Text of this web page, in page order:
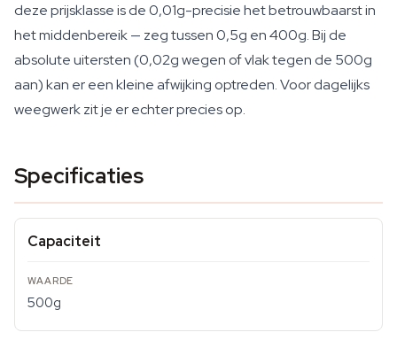
deze prijsklasse is de 0,01g-precisie het betrouwbaarst in
het middenbereik — zeg tussen 0,5g en 400g. Bij de
absolute uitersten (0,02g wegen of vlak tegen de 500g
aan) kan er een kleine afwijking optreden. Voor dagelijks
weegwerk zit je er echter precies op.
Specificaties
Capaciteit
500g